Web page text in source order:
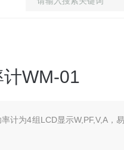
WM-01
计为4组LCD显示W,PF,V,A，